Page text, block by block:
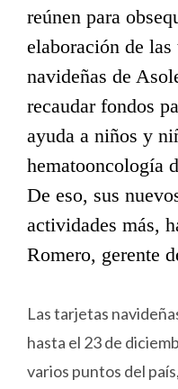
reúnen para
elaboración de
navideñas de
recaudar fondos
ayuda a niños y
hematooncología
De eso, sus
actividades más,
Romero, gerente
Las tarjetas
hasta el 23 de
varios puntos del